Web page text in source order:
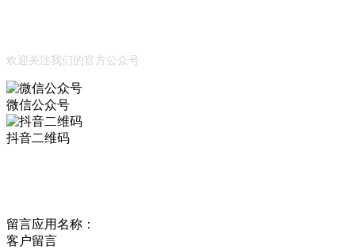
欢迎关注我们的官方公众号
微信公众号
抖音二维码
留言应用名称：
客户留言